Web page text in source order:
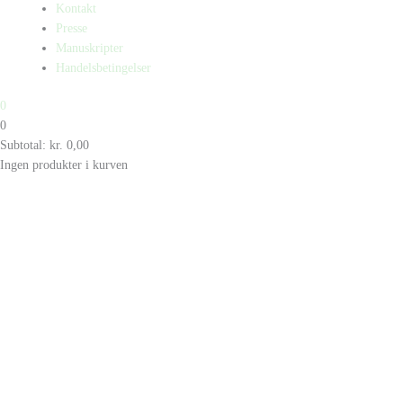
Kontakt
Presse
Manuskripter
Handelsbetingelser
0
0
Subtotal: kr. 0,00
Ingen produkter i kurven